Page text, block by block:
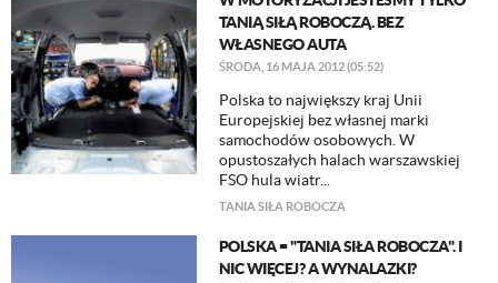
TANIĄ SIŁĄ ROBOCZĄ. BEZ
WŁASNEGO AUTA
ŚRODA, 16 MAJA 2012 (05:52)
Polska to największy kraj Unii
Europejskiej bez własnej marki
samochodów osobowych. W
opustoszałych halach warszawskiej
FSO hula wiatr...
TANIA SIŁA ROBOCZA
POLSKA = "TANIA SIŁA ROBOCZA". I
NIC WIĘCEJ? A WYNALAZKI?